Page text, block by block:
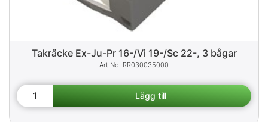
Takräcke Ex-Ju-Pr 16-/Vi 19-/Sc 22-, 3 bågar
RR030035000